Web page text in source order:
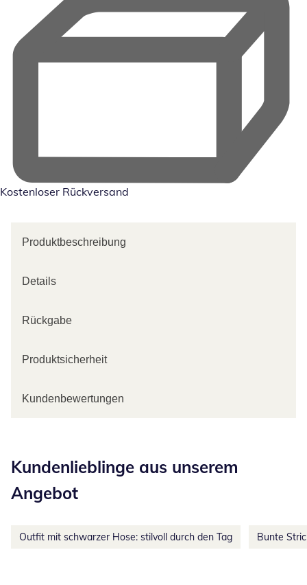
Kostenloser Rückversand
Produktbeschreibung
Details
Rückgabe
Produktsicherheit
Kundenbewertungen
Kundenlieblinge aus unserem
Angebot
Outfit mit schwarzer Hose: stilvoll durch den Tag Bunte